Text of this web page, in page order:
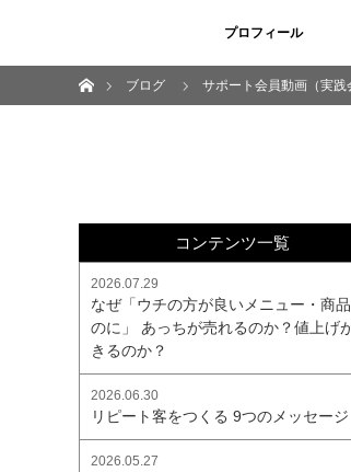
プロフィール
ブログ サポート会員動画（実践
コンテンツ一覧
2026.07.29
なぜ「ウチの方が良いメニュー・商
のに」 あっちが売れるのか？値上げ
きるのか？
2026.06.30
リピート客をつくる 9つのメッセージ
2026.05.27